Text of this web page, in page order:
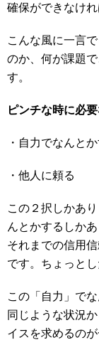
確保ができなけれ
こんな風に一言
のか、何が課題
す。
ピンチな時に必
・自力でなんと
・他人に頼る
この２択しかあ
んとかするしか
それまでの信用
です。ちょっと
この「自力」で
同じような状況
イスを求めるの